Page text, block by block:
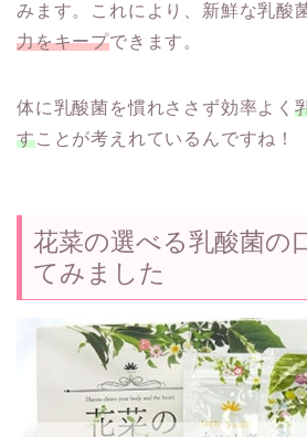
みます。これにより、新鮮な乳酸
力をキープできます。
体に乳酸菌を慣れささず効率よく
すことが考えれているんですね！
花菜の選べる乳酸菌の
てみました